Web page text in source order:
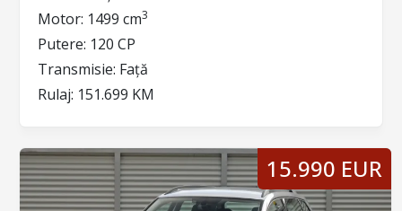
Motor: 1499 cm3
Putere: 120 CP
Transmisie: Față
Rulaj: 151.699 KM
15.990 EUR